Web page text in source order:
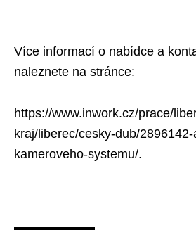
Více informací o nabídce a
naleznete na stránce:
https://www.inwork.cz/prace/
kraj/liberec/cesky-dub/
kameroveho-systemu/.